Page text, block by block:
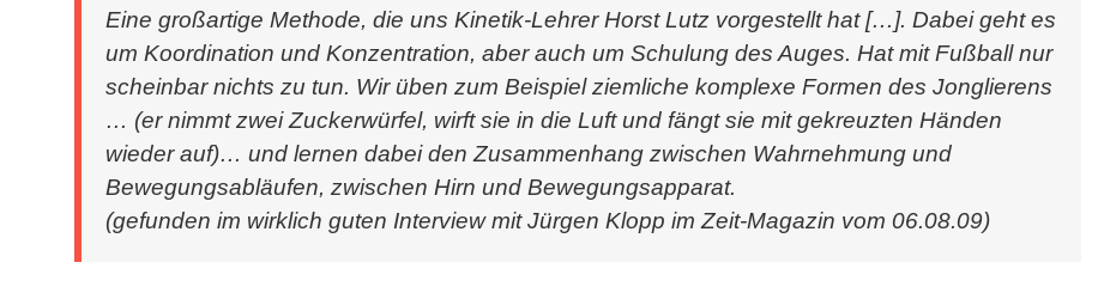
Eine großartige Methode, die uns Kinetik-Lehrer Horst Lutz vorgestellt hat […]. Dabei geht es
um Koordination und Konzentration, aber auch um Schulung des Auges. Hat mit Fußball nur
scheinbar nichts zu tun. Wir üben zum Beispiel ziemliche komplexe Formen des Jonglierens
… (er nimmt zwei Zuckerwürfel, wirft sie in die Luft und fängt sie mit gekreuzten Händen
wieder auf)… und lernen dabei den Zusammenhang zwischen Wahrnehmung und
Bewegungsabläufen, zwischen Hirn und Bewegungsapparat.
(gefunden im wirklich guten Interview mit Jürgen Klopp im Zeit-Magazin vom 06.08.09)